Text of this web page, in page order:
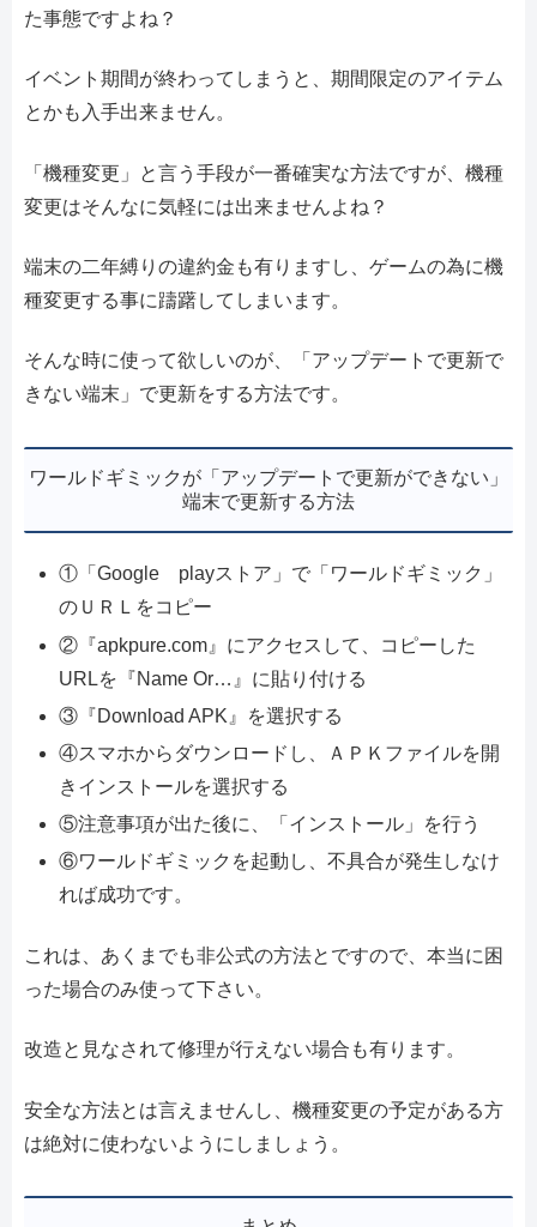
た事態ですよね？
イベント期間が終わってしまうと、期間限定のアイテム
とかも入手出来ません。
「機種変更」と言う手段が一番確実な方法ですが、機種
変更はそんなに気軽には出来ませんよね？
端末の二年縛りの違約金も有りますし、ゲームの為に機
種変更する事に躊躇してしまいます。
そんな時に使って欲しいのが、「アップデートで更新で
きない端末」で更新をする方法です。
ワールドギミックが「アップデートで更新ができない」
端末で更新する方法
①「Google playストア」で「ワールドギミック」
のＵＲＬをコピー
②『apkpure.com』にアクセスして、コピーした
URLを『Name Or…』に貼り付ける
③『Download APK』を選択する
④スマホからダウンロードし、ＡＰＫファイルを開
きインストールを選択する
⑤注意事項が出た後に、「インストール」を行う
⑥ワールドギミックを起動し、不具合が発生しなけ
れば成功です。
これは、あくまでも非公式の方法とですので、本当に困
った場合のみ使って下さい。
改造と見なされて修理が行えない場合も有ります。
安全な方法とは言えませんし、機種変更の予定がある方
は絶対に使わないようにしましょう。